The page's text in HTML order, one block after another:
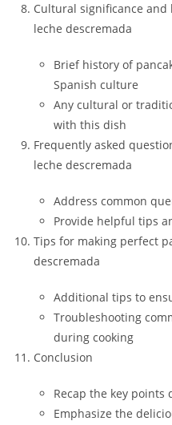
Cultural significance
leche descremada
Brief history of
Spanish culture
Any cultural or
with this dish
Frequently asked
leche descremada
Address common
Provide helpful tips
Tips for making perfect
descremada
Additional tips to
Troubleshooting
during cooking
Conclusion
Recap the key points
Emphasize the